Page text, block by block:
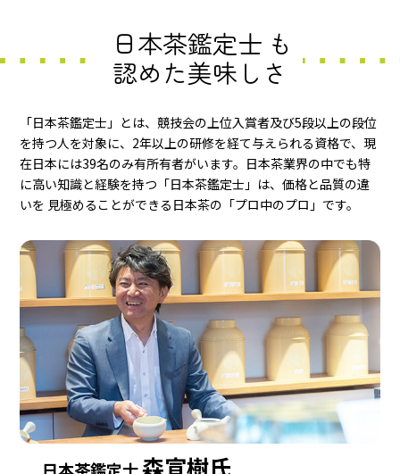
日本茶鑑定士 も
認めた美味しさ
「日本茶鑑定士」とは、競技会の上位入賞者及び5段以上の段位
を持つ人を対象に、2年以上の研修を経て与えられる資格で、現
在日本には39名のみ有所有者がいます。日本茶業界の中でも特
に高い知識と経験を持つ「日本茶鑑定士」は、価格と品質の違
いを 見極めることができる日本茶の「プロ中のプロ」です。
森宣樹氏